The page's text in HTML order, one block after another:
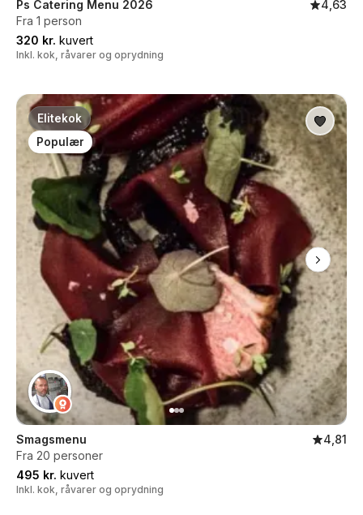
Ps Catering Menu 2026
4,63
Fra 1 person
320 kr. kuvert
Inkl. kok, råvarer og oprydning
Elitekok
Populær
Smagsmenu
4,81
Fra 20 personer
495 kr. kuvert
Inkl. kok, råvarer og oprydning